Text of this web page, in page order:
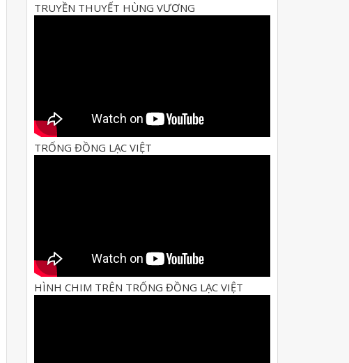
TRUYỀN THUYẾT HÙNG VƯƠNG
TRỐNG ĐỒNG LẠC VIỆT
HÌNH CHIM TRÊN TRỐNG ĐỒNG LẠC VIỆT